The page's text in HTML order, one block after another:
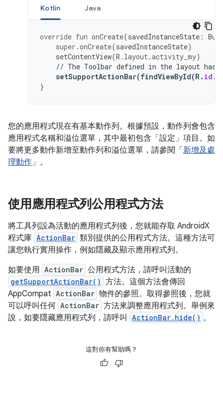
Kotlin Java
override fun onCreate(savedInstanceState :
super .onCreate(savedInstanceState)
setContentView(R . layout .activity_my)
// The Toolbar defined in the layout has
setSupportActionBar(findViewById(R . id .
}
您的應用程式現在有基本動作列。根據預設，動作列會包含
應用程式名稱和溢位選單，其中最初包含「設定」 項目。如
要將更多動作新增至動作列和溢位選單，請參閱「新增及處
理動作 」。
使用應用程式列公用程式方法
將工具列設為活動的應用程式列後，您就能存取 AndroidX
程式庫 ActionBar 類別提供的公用程式方法。這種方法可
讓您執行實用操作，例如隱藏及顯示應用程式列。
如要使用 ActionBar 公用程式方法，請呼叫活動的
getSupportActionBar() 方法。這個方法會傳回
AppCompat ActionBar 物件的參照。取得參照後，您就
可以呼叫任何 ActionBar 方法來調整應用程式列。舉例來
說，如要隱藏應用程式列，請呼叫
ActionBar.hide() 。
這對你有幫助嗎？